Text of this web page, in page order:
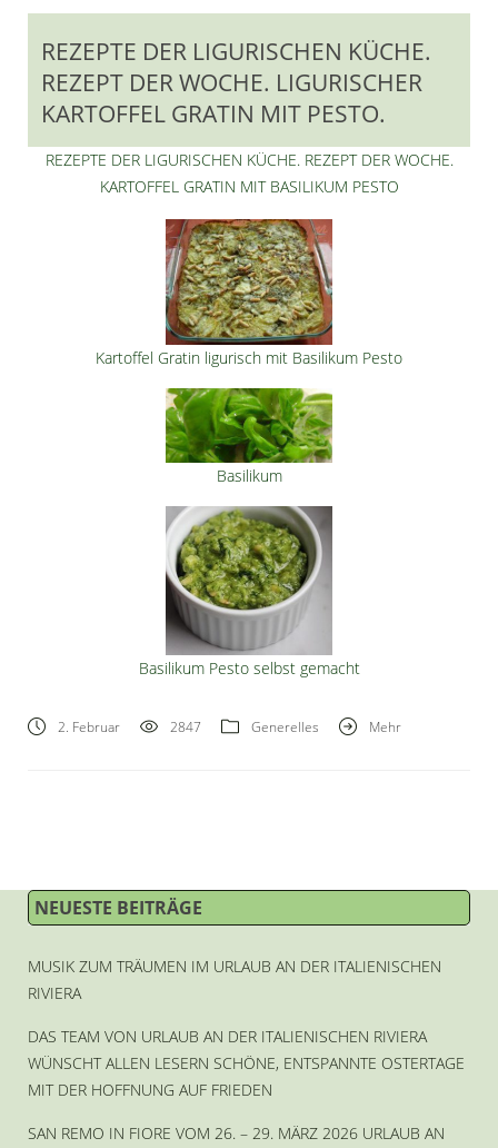
REZEPTE DER LIGURISCHEN KÜCHE.
REZEPT DER WOCHE. LIGURISCHER
KARTOFFEL GRATIN MIT PESTO.
REZEPTE DER LIGURISCHEN KÜCHE. REZEPT DER WOCHE.
KARTOFFEL GRATIN MIT BASILIKUM PESTO
Kartoffel Gratin ligurisch mit Basilikum Pesto
Basilikum
Basilikum Pesto selbst gemacht
2. Februar 2847 Generelles Mehr
NEUESTE BEITRÄGE
MUSIK ZUM TRÄUMEN IM URLAUB AN DER ITALIENISCHEN
RIVIERA
DAS TEAM VON URLAUB AN DER ITALIENISCHEN RIVIERA
WÜNSCHT ALLEN LESERN SCHÖNE, ENTSPANNTE OSTERTAGE
MIT DER HOFFNUNG AUF FRIEDEN
SAN REMO IN FIORE VOM 26. – 29. MÄRZ 2026 URLAUB AN